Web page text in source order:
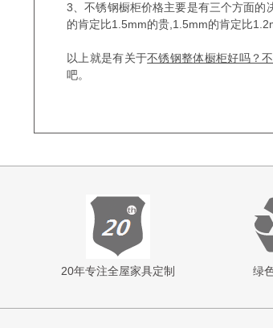
3、不锈钢橱柜价格主要是有三个方面
的肯定比1.5mm的贵,1.5mm的肯定比
以上就是有关于不锈钢整体橱柜好吗？
吧。
20年专注全屋家具定制 绿